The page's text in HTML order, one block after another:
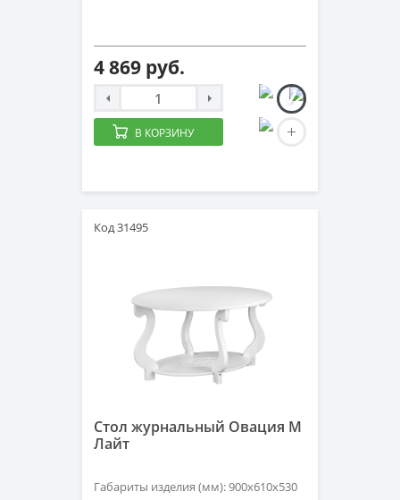
4 869 руб.
В КОРЗИНУ
Код 31495
Стол журнальный Овация М
Лайт
Габариты изделия (мм): 900х610х530